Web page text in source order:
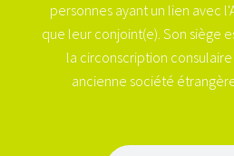
personnes ayant un lien avec
que leur conjoint(e). Son siège
la circonscription consulaire
ancienne société